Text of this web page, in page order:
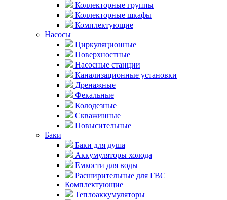
Коллекторные группы
Коллекторные шкафы
Комплектующие
Насосы
Циркуляционные
Поверхностные
Насосные станции
Канализационные установки
Дренажные
Фекальные
Колодезные
Скважинные
Повысительные
Баки
Баки для душа
Аккумуляторы холода
Емкости для воды
Расширительные для ГВС
Комплектующие
Теплоаккумуляторы